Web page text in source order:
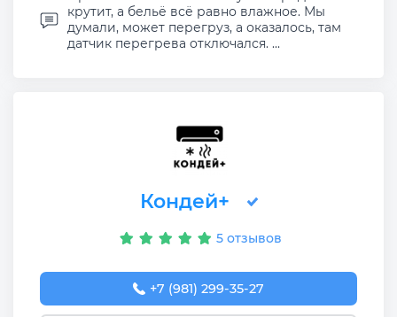
крутит, а бельё всё равно влажное. Мы
думали, может перегруз, а оказалось, там
датчик перегрева отключался. ...
Кондей+
5 отзывов
+7 (981) 299-35-27